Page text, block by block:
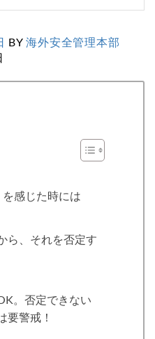
BY海外安全管理本部
感じた時には
ら、それを否定す
。否定できない
要警戒！